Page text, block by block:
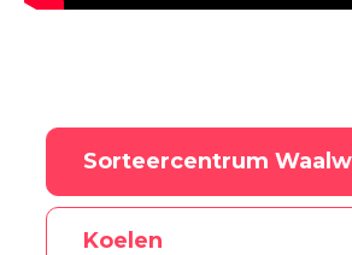
Sorteercentrum
Koelen